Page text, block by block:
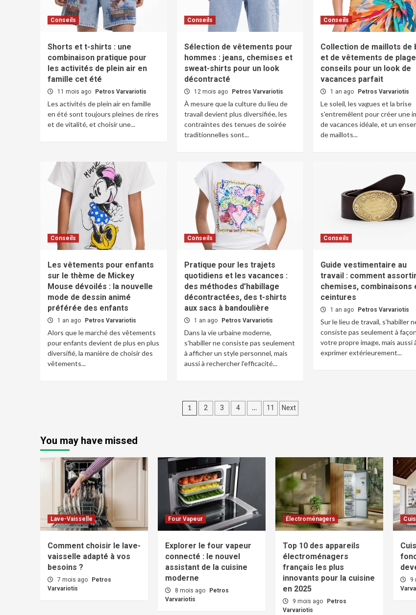
Conseils
Shorts et t-shirts : une
combinaison pratique pour
les activités de plein air en
famille cet été
11 mois ago Petros Varvariotis
Les activités de plein air en famille
en été sont toujours pleines de rires
et de vitalité, et choisir une...
Conseils
Sélection de vêtements pour
hommes : jeans, chemises et
sweat-shirts pour un look
décontracté
12 mois ago Petros Varvariotis
À mesure que la culture du lieu de
travail devient plus diversifiée, les
contraintes des tenues de soirée
traditionnelles sont...
Conseils
Collection de maillots de
et de vêtements de
conseils pour un look de
vacances parfait
1 an ago Petros Varvariotis
Le soleil, les vagues et la brise
s'entremêlent pour créer une
de vacances idéale, et un
de maillots...
Conseils
Les vêtements pour enfants
sur le thème de Mickey
Mouse dévoilés : la nouvelle
mode de dessin animé
préférée des enfants
1 an ago Petros Varvariotis
Alors que le marché des vêtements
pour enfants devient de plus en plus
diversifié, la manière de choisir des
vêtements...
Conseils
Pratique pour les trajets
quotidiens et les vacances :
des méthodes d’habillage
décontractées, des t-shirts
aux sacs à bandoulière
1 an ago Petros Varvariotis
Dans la vie urbaine moderne,
s'habiller ne consiste pas seulement
à afficher un style personnel, mais
aussi à rechercher l'efficacité...
Conseils
Guide vestimentaire au
travail : comment assortir
chemises, combinaisons
ceintures
1 an ago Petros Varvariotis
Sur le lieu de travail, s’habiller
consiste pas seulement à
votre propre image, mais aussi
exprimer extérieurement...
Pagination
1 2 3 4 … 11 Next
You may have missed
Lave-Vaisselle
Comment choisir le lave-
vaisselle adapté à vos
besoins ?
7 mois ago
Petros
Varvariotis
Four Vapeur
Explorer le four vapeur
connecté : le nouvel
assistant de la cuisine
moderne
8 mois ago
Petros
Varvariotis
Électroménagers
Top 10 des appareils
électroménagers
français les plus
innovants pour la cuisine
en 2025
9 mois ago
Petros
Varvariotis
9